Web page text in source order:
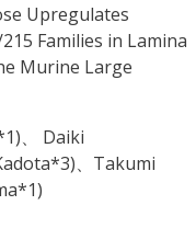
Upregulates
Families in Lamina
Murine Large
、 Daiki
、Takumi